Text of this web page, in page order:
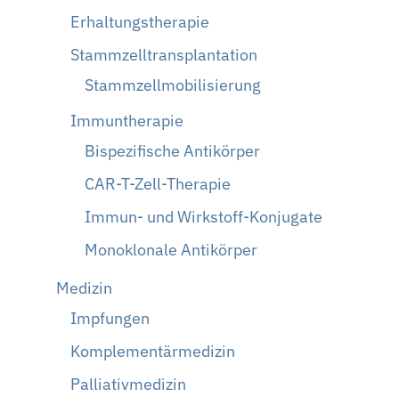
Erhaltungstherapie
Stammzelltransplantation
Stammzellmobilisierung
Immuntherapie
Bispezifische Antikörper
CAR-T-Zell-Therapie
Immun- und Wirkstoff-Konjugate
Monoklonale Antikörper
Medizin
Impfungen
Komplementärmedizin
Palliativmedizin